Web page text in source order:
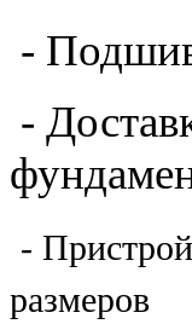
жилой и
работ